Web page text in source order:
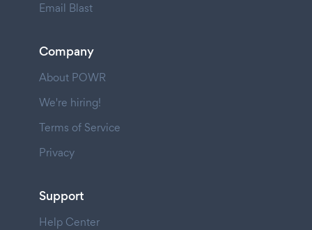
Email Blast
Company
About POWR
We're hiring!
Terms of Service
Privacy
Support
Help Center